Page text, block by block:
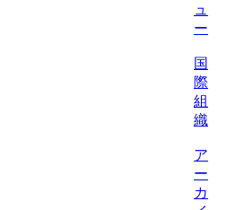
ュ
ー
国
際
組
織
ア
ー
カ